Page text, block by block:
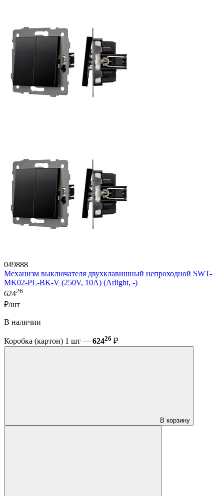
049888
Механизм выключателя двухклавишный непроходной SWT-
MK02-PL-BK-V (250V, 10A) (Arlight, -)
62426
₽/шт
В наличии
Коробка (картон) 1 шт — 62426 ₽
В корзину